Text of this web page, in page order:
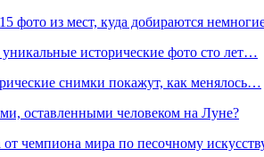
фото из мест, куда добираются
исторические фото сто лет…
снимки покажут, как менялось…
оставленными человеком на Луне?
от чемпиона мира по песочному